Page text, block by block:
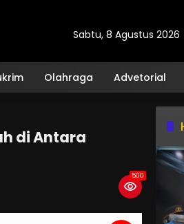
Sabtu, 8 Agustus 2026
Olahraga Advetorial
di Antara
500